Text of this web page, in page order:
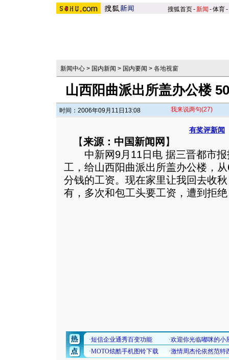
搜狐首页-新闻 -体育-
新闻中心 > 国内新闻 > 国内要闻 > 各地视窗
山西阳曲派出所盖办公楼
时间：2006年09月11日13:08 我来说两句(27)
有奖评新闻
【来源：中国新闻网 】
中新网9月11日电 据三晋都市报
工，给山西阳曲派出所盖办公楼，
分钱的工资。现在家里让我回去收
有，多次和包工头要工资，遭到拒